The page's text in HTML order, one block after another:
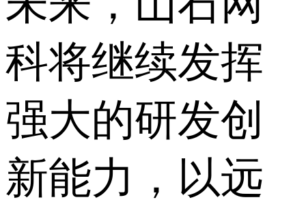
科将继续发挥
强大的研发创
新能力，以远